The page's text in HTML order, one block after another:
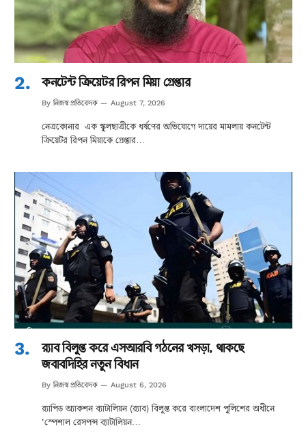
কনটেন্ট ক্রিয়েটর রিপন মিয়া গ্রেপ্তার
By নিজস্ব প্রতিবেদক August 7, 2026
নেত্রকোনার এক স্কুলছাত্রীকে ধর্ষণের অভিযোগে দায়ের মামলায় কনটেন্ট
ক্রিয়েটর রিপন মিয়াকে গ্রেপ্তার…
র‌্যাব বিলুপ্ত করে এসআরবি গঠনের খসড়া, থাকছে
জবাবদিহির নতুন বিধান
By নিজস্ব প্রতিবেদক August 6, 2026
র‌্যাপিড অ্যাকশন ব্যাটালিয়ন (র‌্যাব) বিলুপ্ত করে বাংলাদেশ পুলিশের অধীনে
‘স্পেশাল রেসপন্স ব্যাটালিয়ন…